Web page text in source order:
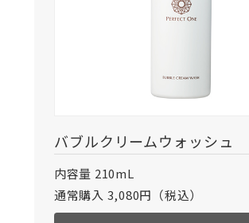
バブルクリームウォッシュ
内容量 210mL
通常購入 3,080円（税込）